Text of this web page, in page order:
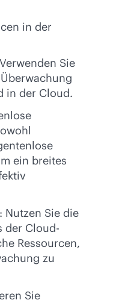
in der
Sie
in der Cloud.
ein breites
Nutzen Sie die
der Cloud-
Ressourcen,
zu
Sie